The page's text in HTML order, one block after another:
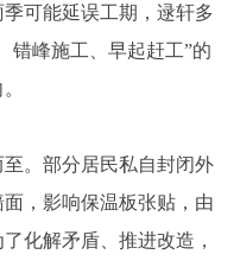
可能延误工期，逯轩多
错峰施工、早起赶工”的
。部分居民私自封闭外
，影响保温板张贴，由
化解矛盾、推进改造，